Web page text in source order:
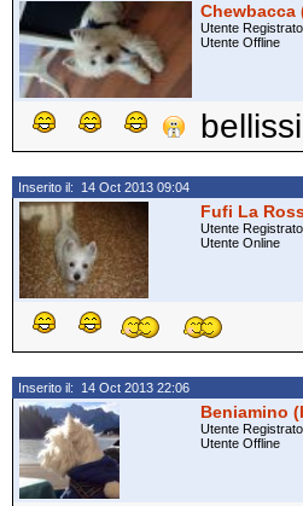
Chewbacca
Utente Registrato
Utente Offline
Inserito il: 14 Oct 2013 09:04
Fufi La
Utente Registrato
Utente Online
Inserito il: 14 Oct 2013 22:06
Beniamino
Utente Registrato
Utente Offline